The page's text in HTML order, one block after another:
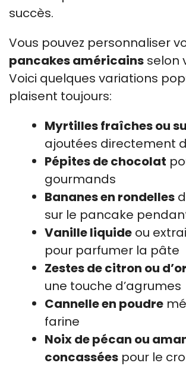
succès.
Vous pouvez personnaliser
pancakes américains selon
Voici quelques variations
plaisent toujours:
Myrtilles fraîches ou
ajoutées directement
Pépites de chocolat
gourmands
Bananes en rondelles
sur le pancake
Vanille liquide ou
pour parfumer la pâte
Zestes de citron ou
une touche d’agrumes
Cannelle en poudre
farine
Noix de pécan ou
concassées pour le